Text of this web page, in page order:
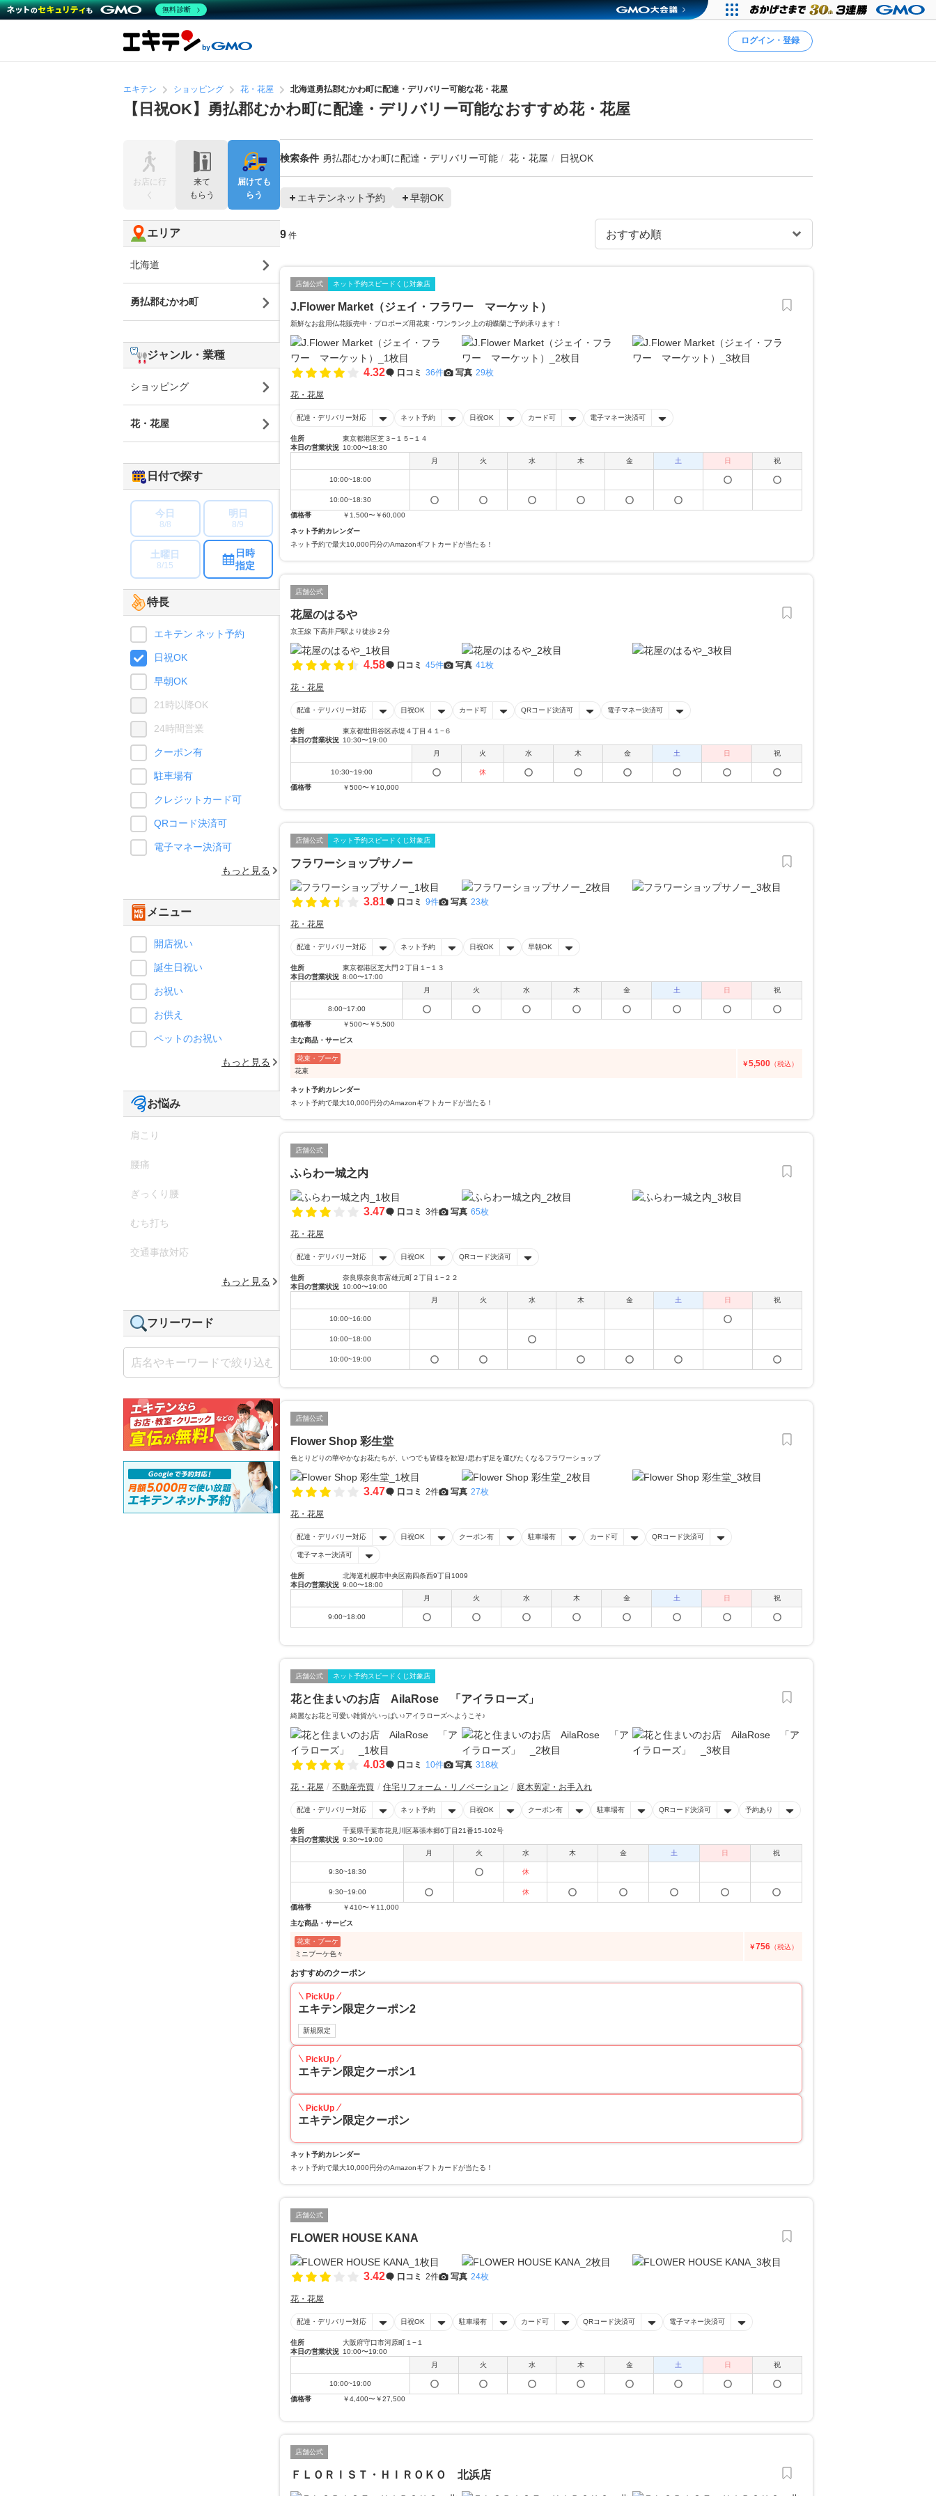
ログイン・登録
エキテン ショッピング 花・花屋 北海道勇払郡むかわ町に配達・デリバリー可能な花・花屋
【日祝OK】勇払郡むかわ町に配達・デリバリー可能なおすすめ花・花屋
検索条件 勇払郡むかわ町に配達・デリバリー可能 花・花屋 日祝OK
エキテンネット予約 早朝OK
9 件
店舗公式 ネット予約スピードくじ対象店
J.Flower Market（ジェイ・フラワー マーケット）
新鮮なお盆用仏花販売中・プロポーズ用花束・ワンランク上の胡蝶蘭ご予約承ります！
4.32 口コミ 36件 写真 29枚
花・花屋
配達・デリバリー対応 ネット予約 日祝OK カード可 電子マネー決済可
住所
東京都港区芝３−１５−１４
本日の営業状況 10:00〜18:30
月
火 水 木 金 土 日 祝
10:00~18:00
10:00~18:30
価格帯
￥1,500〜￥60,000
ネット予約カレンダー
ネット予約で最大10,000円分のAmazonギフトカードが当たる！
店舗公式
花屋のはるや
京王線 下高井戸駅より徒歩２分
4.58 口コミ 45件 写真 41枚
花・花屋
配達・デリバリー対応 日祝OK カード可 QRコード決済可 電子マネー決済可
住所
東京都世田谷区赤堤４丁目４１−６
本日の営業状況 10:30〜19:00
月
火 水 木 金 土 日 祝
10:30~19:00
休
価格帯
￥500〜￥10,000
店舗公式 ネット予約スピードくじ対象店
フラワーショップサノー
3.81 口コミ 9件 写真 23枚
花・花屋
配達・デリバリー対応 ネット予約 日祝OK 早朝OK
住所
東京都港区芝大門２丁目１−１３
本日の営業状況 8:00〜17:00
月
火 水 木 金 土 日 祝
8:00~17:00
価格帯
￥500〜￥5,500
主な商品・サービス
花束・ブーケ
花束
￥5,500 （税込）
ネット予約カレンダー
ネット予約で最大10,000円分のAmazonギフトカードが当たる！
店舗公式
ふらわー城之内
3.47 口コミ 3件 写真 65枚
花・花屋
配達・デリバリー対応 日祝OK QRコード決済可
住所
奈良県奈良市富雄元町２丁目１−２２
本日の営業状況 10:00〜19:00
月
火 水 木 金 土 日 祝
10:00~16:00
10:00~18:00
10:00~19:00
店舗公式
Flower Shop 彩生堂
色とりどりの華やかなお花たちが、いつでも皆様を歓迎♪思わず足を運びたくなるフラワーショップ
3.47 口コミ 2件 写真 27枚
花・花屋
配達・デリバリー対応 日祝OK クーポン有 駐車場有 カード可 QRコード決済可
電子マネー決済可
住所
北海道札幌市中央区南四条西9丁目1009
本日の営業状況 9:00〜18:00
月
火 水 木 金 土 日 祝
9:00~18:00
店舗公式 ネット予約スピードくじ対象店
花と住まいのお店 AilaRose 「アイラローズ」
綺麗なお花と可愛い雑貨がいっぱい♪アイラローズへようこそ♪
4.03 口コミ 10件 写真 318枚
花・花屋 不動産売買 住宅リフォーム・リノベーション 庭木剪定・お手入れ
配達・デリバリー対応 ネット予約 日祝OK クーポン有 駐車場有 QRコード決済可 予約あり
住所
千葉県千葉市花見川区幕張本郷6丁目21番15-102号
本日の営業状況 9:30〜19:00
月
火 水 木 金 土 日 祝
9:30~18:30 休
9:30~19:00
休
価格帯
￥410〜￥11,000
主な商品・サービス
花束・ブーケ
ミニブーケ色々
￥756 （税込）
おすすめのクーポン
PickUp
エキテン限定クーポン2
新規限定
PickUp
エキテン限定クーポン1
PickUp
エキテン限定クーポン
ネット予約カレンダー
ネット予約で最大10,000円分のAmazonギフトカードが当たる！
店舗公式
FLOWER HOUSE KANA
3.42 口コミ 2件 写真 24枚
花・花屋
配達・デリバリー対応 日祝OK 駐車場有 カード可 QRコード決済可 電子マネー決済可
住所
大阪府守口市河原町１−１
本日の営業状況 10:00〜19:00
月
火 水 木 金 土 日 祝
10:00~19:00
価格帯
￥4,400〜￥27,500
店舗公式
ＦＬＯＲＩＳＴ・ＨＩＲＯＫＯ 北浜店
お店に行
く
来て
もらう
届けても
らう
エリア
北海道
勇払郡むかわ町
ジャンル・業種
ショッピング
花・花屋
日付で探す
今日
8/8
明日
8/9
土曜日
8/15
日時
指定
特長
エキテン ネット予約
日祝OK
早朝OK
21時以降OK
24時間営業
クーポン有
駐車場有
クレジットカード可
QRコード決済可
電子マネー決済可
もっと見る
メニュー
開店祝い
誕生日祝い
お祝い
お供え
ペットのお祝い
もっと見る
お悩み
肩こり
腰痛
ぎっくり腰
むち打ち
交通事故対応
もっと見る
フリーワード
無料診断